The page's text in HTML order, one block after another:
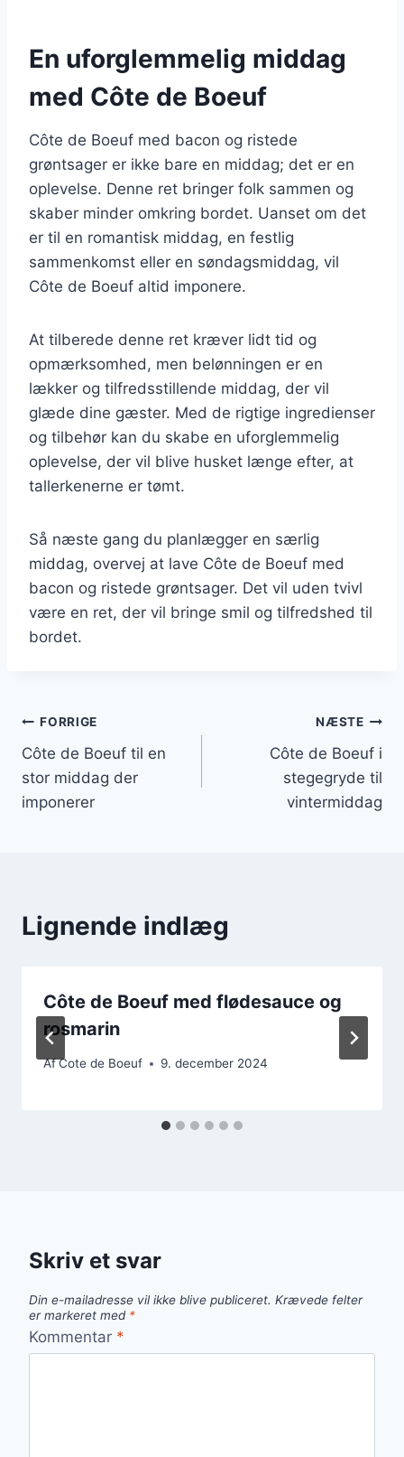
En uforglemmelig middag
med Côte de Boeuf
Côte de Boeuf med bacon og ristede
grøntsager er ikke bare en middag; det er en
oplevelse. Denne ret bringer folk sammen og
skaber minder omkring bordet. Uanset om det
er til en romantisk middag, en festlig
sammenkomst eller en søndagsmiddag, vil
Côte de Boeuf altid imponere.
At tilberede denne ret kræver lidt tid og
opmærksomhed, men belønningen er en
lækker og tilfredsstillende middag, der vil
glæde dine gæster. Med de rigtige ingredienser
og tilbehør kan du skabe en uforglemmelig
oplevelse, der vil blive husket længe efter, at
tallerkenerne er tømt.
Så næste gang du planlægger en særlig
middag, overvej at lave Côte de Boeuf med
bacon og ristede grøntsager. Det vil uden tvivl
være en ret, der vil bringe smil og tilfredshed til
bordet.
Indlægsnavigation
FORRIGE
Côte de Boeuf til en
stor middag der
imponerer
NÆSTE
Côte de Boeuf i
stegegryde til
vintermiddag
Lignende indlæg
Côte de Boeuf med flødesauce og
rosmarin
AfCote de Boeuf 9. december 2024
Skriv et svar
Din e-mailadresse vil ikke blive publiceret. Krævede felter
er markeret med *
Kommentar *